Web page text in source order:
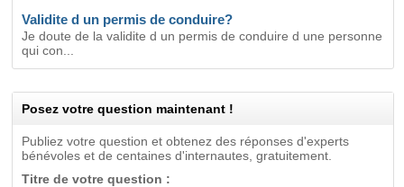
Validite d un permis de conduire?
Je doute de la validite d un permis de conduire d une personne
qui con...
Posez votre question maintenant !
Publiez votre question et obtenez des réponses d'experts
bénévoles et de centaines d'internautes, gratuitement.
Titre de votre question :